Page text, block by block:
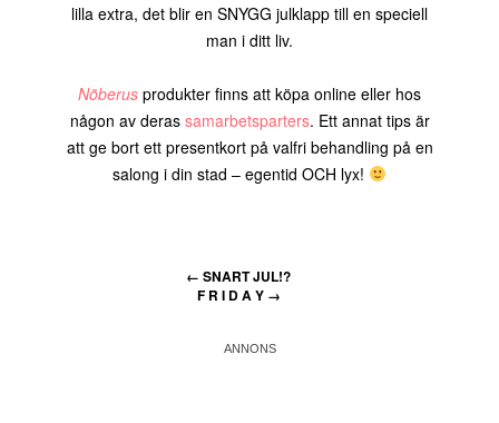
lilla extra, det blir en SNYGG julklapp till en speciell
man i ditt liv.
Nõberus produkter finns att köpa online eller hos
någon av deras samarbetsparters. Ett annat tips är
att ge bort ett presentkort på valfri behandling på en
salong i din stad – egentid OCH lyx!
← SNART JUL!?
F R I D A Y →